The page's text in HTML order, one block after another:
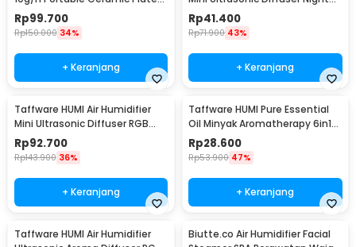
Air Purifier - VO100
Rp99.700
Rp150.000 34%
+ Keranjang
LED 300ml - H296
Rp41.400
Rp71.900 43%
+ Keranjang
Taffware HUMI Air Humidifier
Mini Ultrasonic Diffuser RGB
500ml Remote - HUMI H14A
Rp92.700
Rp143.900 36%
+ Keranjang
Taffware HUMI Pure Essential
Oil Minyak Aromatherapy 6in1
10ml - RS-25
Rp28.600
Rp53.900 47%
+ Keranjang
Taffware HUMI Air Humidifier
Biutte.co Air Humidifier Facial